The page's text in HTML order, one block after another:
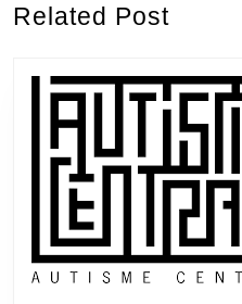
post:
Related Post